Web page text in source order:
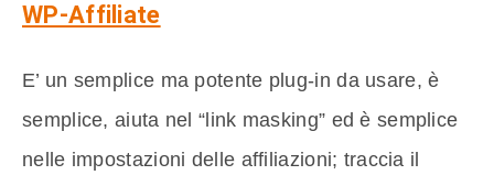
WP-Affiliate
E’ un semplice ma potente plug-in da usare, è
semplice, aiuta nel “link masking” ed è semplice
nelle impostazioni delle affiliazioni; traccia il